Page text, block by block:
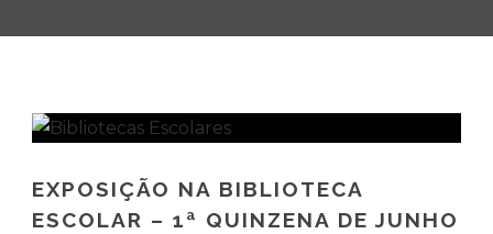
EXPOSIÇÃO NA BIBLIOTECA
ESCOLAR – 1ª QUINZENA DE JUNHO